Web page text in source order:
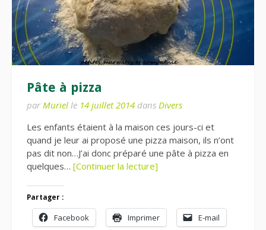
Pâte à pizza
par Muriel le 14 juillet 2014 dans Divers
Les enfants étaient à la maison ces jours-ci et
quand je leur ai proposé une pizza maison, ils n’ont
pas dit non…J’ai donc préparé une pâte à pizza en
quelques… [Continuer la lecture]
Partager :
Facebook Imprimer E-mail